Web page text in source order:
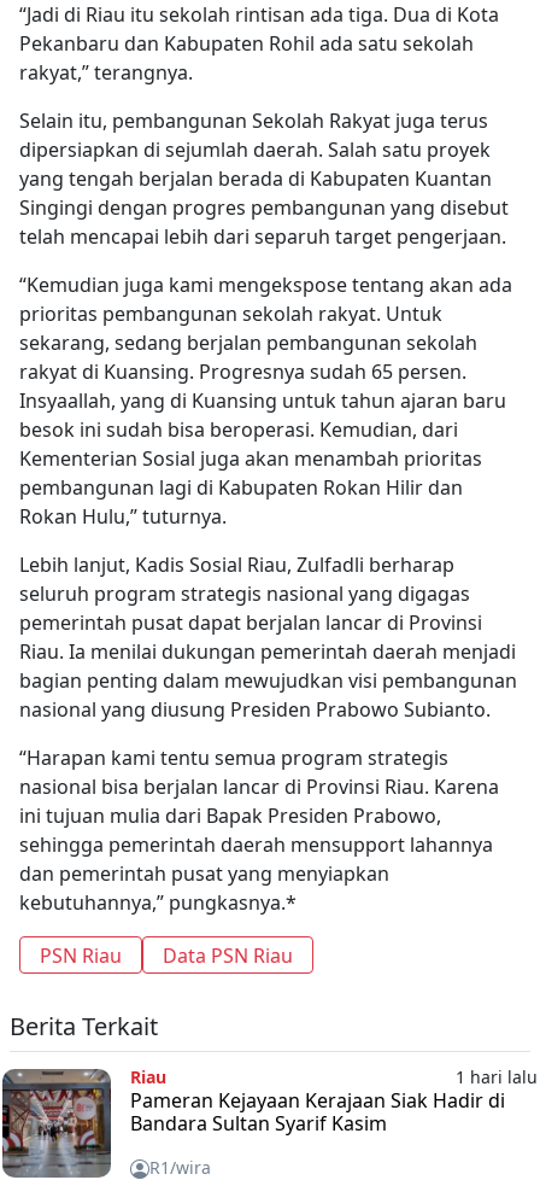
“Jadi di Riau itu sekolah rintisan ada tiga. Dua di Kota
Pekanbaru dan Kabupaten Rohil ada satu sekolah
rakyat,” terangnya.
Selain itu, pembangunan Sekolah Rakyat juga terus
dipersiapkan di sejumlah daerah. Salah satu proyek
yang tengah berjalan berada di Kabupaten Kuantan
Singingi dengan progres pembangunan yang disebut
telah mencapai lebih dari separuh target pengerjaan.
“Kemudian juga kami mengekspose tentang akan ada
prioritas pembangunan sekolah rakyat. Untuk
sekarang, sedang berjalan pembangunan sekolah
rakyat di Kuansing. Progresnya sudah 65 persen.
Insyaallah, yang di Kuansing untuk tahun ajaran baru
besok ini sudah bisa beroperasi. Kemudian, dari
Kementerian Sosial juga akan menambah prioritas
pembangunan lagi di Kabupaten Rokan Hilir dan
Rokan Hulu,” tuturnya.
Lebih lanjut, Kadis Sosial Riau, Zulfadli berharap
seluruh program strategis nasional yang digagas
pemerintah pusat dapat berjalan lancar di Provinsi
Riau. Ia menilai dukungan pemerintah daerah menjadi
bagian penting dalam mewujudkan visi pembangunan
nasional yang diusung Presiden Prabowo Subianto.
“Harapan kami tentu semua program strategis
nasional bisa berjalan lancar di Provinsi Riau. Karena
ini tujuan mulia dari Bapak Presiden Prabowo,
sehingga pemerintah daerah mensupport lahannya
dan pemerintah pusat yang menyiapkan
kebutuhannya,” pungkasnya.*
PSN Riau
Data PSN Riau
Berita Terkait
Riau 1 hari lalu
Pameran Kejayaan Kerajaan Siak Hadir di
Bandara Sultan Syarif Kasim
R1/wira